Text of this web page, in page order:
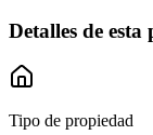
Detalles de
Tipo de propiedad